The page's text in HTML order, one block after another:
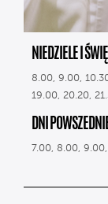
NIEDZIELE I
8.00, 9.00,
19.00, 20.20,
DNI
7.00, 8.00,